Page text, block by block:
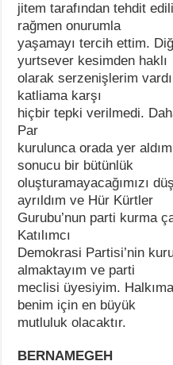
jitem tarafından tehdit
rağmen onurumla
yaşamayı tercih ettim.
yurtsever kesimden haklı
olarak serzenişlerim
katliama karşı
hiçbir tepki verilmedi.
Par
kurulunca orada yer
sonucu bir bütünlük
oluşturamayacağımızı
ayrıldım ve Hür Kürtler
Gurubu’nun parti kurma
Katılımcı
Demokrasi Partisi’nin
almaktayım ve parti
meclisi üyesiyim.
benim için en büyük
mutluluk olacaktır.
BERNAMEGEH